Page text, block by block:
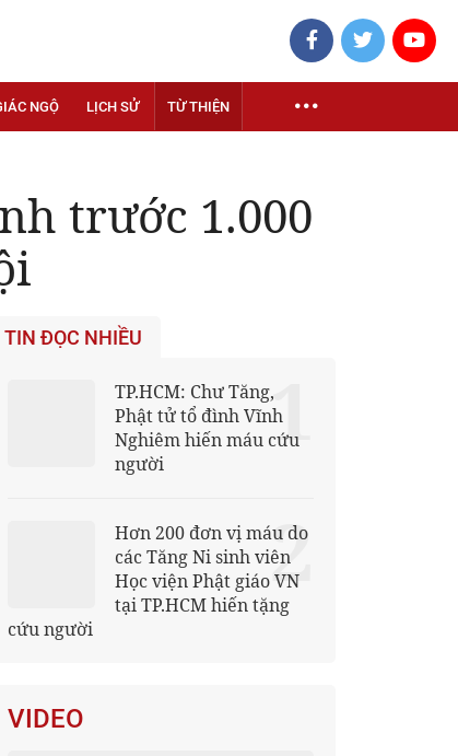
NGỘ LỊCH SỬ TỪ THIỆN
trước 1.000
TIN ĐỌC NHIỀU
TP.HCM: Chư Tăng,
Phật tử tổ đình Vĩnh
Nghiêm hiến máu cứu
người
1
Hơn 200 đơn vị máu do
các Tăng Ni sinh viên
Học viện Phật giáo VN
tại TP.HCM hiến tặng
cứu người
2
VIDEO